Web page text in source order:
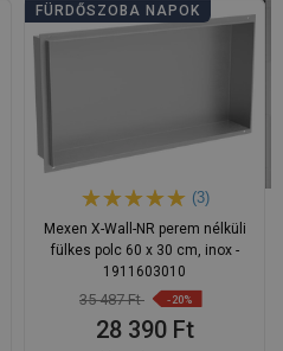
FÜRDŐSZOBA NAPOK
(3)
Mexen X-Wall-NR perem nélküli
fülkes polc 60 x 30 cm, inox -
1911603010
35 487 Ft -20%
28 390 Ft